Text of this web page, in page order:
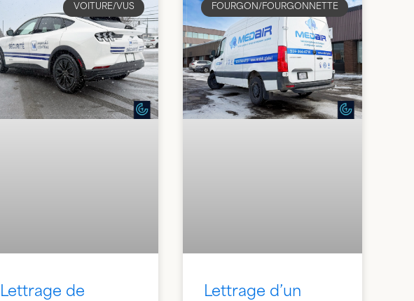
VOITURE/VUS
Lettrage de
FOURGON/FOURGONNETTE
Lettrage d’un